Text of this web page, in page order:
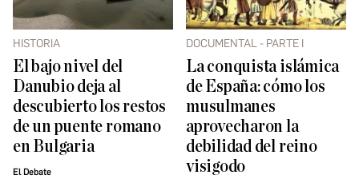
HISTORIA
El bajo nivel del
Danubio deja al
descubierto los restos
de un puente romano
en Bulgaria
El Debate
DOCUMENTAL - PARTE I
La conquista islámica
de España: cómo los
musulmanes
aprovecharon la
debilidad del reino
visigodo